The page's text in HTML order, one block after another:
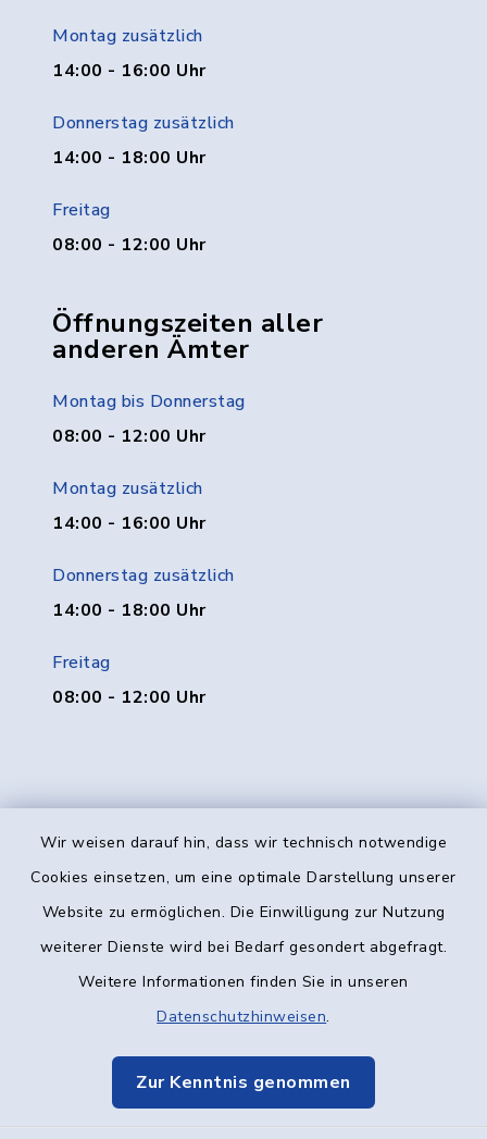
Wir weisen darauf hin, dass wir technisch notwendige
Cookies einsetzen, um eine optimale Darstellung unserer
Website zu ermöglichen. Die Einwilligung zur Nutzung
weiterer Dienste wird bei Bedarf gesondert abgefragt.
Weitere Informationen finden Sie in unseren
Datenschutzhinweisen.
Zur Kenntnis genommen
Montag zusätzlich
14:00 - 16:00 Uhr
Donnerstag zusätzlich
14:00 - 18:00 Uhr
Freitag
08:00 - 12:00 Uhr
Öffnungszeiten aller
anderen Ämter
Montag bis Donnerstag
08:00 - 12:00 Uhr
Montag zusätzlich
14:00 - 16:00 Uhr
Donnerstag zusätzlich
14:00 - 18:00 Uhr
Freitag
08:00 - 12:00 Uhr
Kontakt
Datenschutz
Elektronische Kommunikation